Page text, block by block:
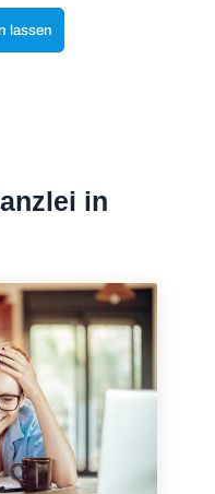
lassen
in